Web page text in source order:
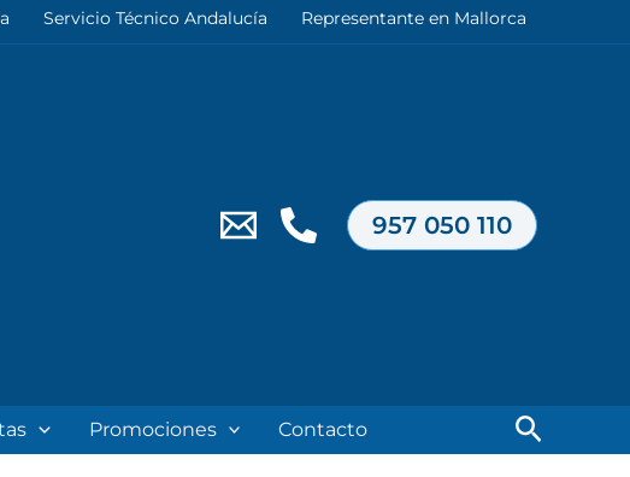
Servicio Técnico Andalucía Representante en Mallorca
957 050 110
Promociones Contacto Buscar